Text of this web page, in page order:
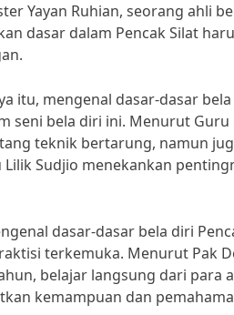
Yayan Ruhian, seorang ahli
dasar dalam Pencak Silat
itu, mengenal dasar-dasar
seni bela diri ini. Menurut Guru
teknik bertarung, namun
Lilik Sudjio menekankan
dasar-dasar bela diri
terkemuka. Menurut Pak
belajar langsung dari para
kemampuan dan